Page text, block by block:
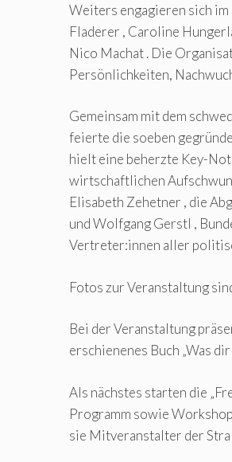
Weiters engagieren sich
Fladerer , Caroline
Nico Machat . Die
Persönlichkeiten,
Gemeinsam mit dem
feierte die soeben
hielt eine beherzte Key-
wirtschaftlichen
Elisabeth Zehetner , die
und Wolfgang Gerstl ,
Vertreter:innen aller
Fotos zur Veranstaltung
Bei der Veranstaltung
erschienenes Buch „Was
Als nächstes starten die
Programm sowie
sie Mitveranstalter der